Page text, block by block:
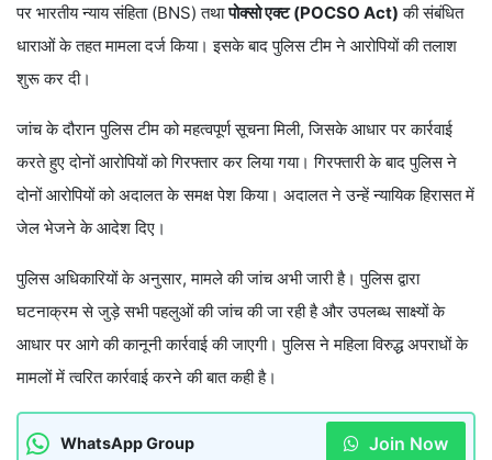
पर भारतीय न्याय संहिता (BNS) तथापोक्सो एक्ट (POCSO Act) की संबंधित
धाराओं के तहत मामला दर्ज किया। इसके बाद पुलिस टीम ने आरोपियों की तलाश
शुरू कर दी।
जांच के दौरान पुलिस टीम को महत्वपूर्ण सूचना मिली, जिसके आधार पर कार्रवाई
करते हुए दोनों आरोपियों को गिरफ्तार कर लिया गया। गिरफ्तारी के बाद पुलिस ने
दोनों आरोपियों को अदालत के समक्ष पेश किया। अदालत ने उन्हें न्यायिक हिरासत में
जेल भेजने के आदेश दिए।
पुलिस अधिकारियों के अनुसार, मामले की जांच अभी जारी है। पुलिस द्वारा
घटनाक्रम से जुड़े सभी पहलुओं की जांच की जा रही है और उपलब्ध साक्ष्यों के
आधार पर आगे की कानूनी कार्रवाई की जाएगी। पुलिस ने महिला विरुद्ध अपराधों के
मामलों में त्वरित कार्रवाई करने की बात कही है।
WhatsApp Group Join Now